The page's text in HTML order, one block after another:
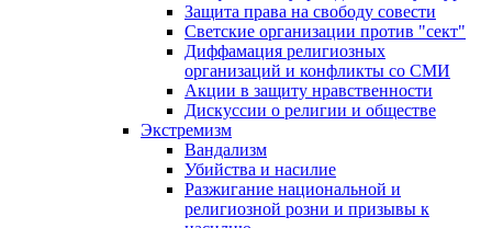
Защита права на свободу совести
Светские организации против "сект"
Диффамация религиозных
организаций и конфликты со СМИ
Акции в защиту нравственности
Дискуссии о религии и обществе
Экстремизм
Вандализм
Убийства и насилие
Разжигание национальной и
религиозной розни и призывы к